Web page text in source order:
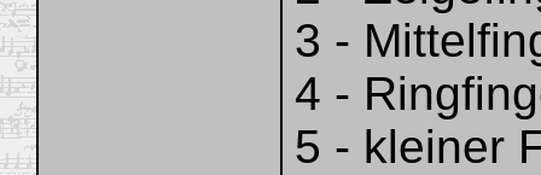
3 -
4 -
5 - kleiner